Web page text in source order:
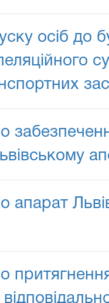
осіб до
апарат